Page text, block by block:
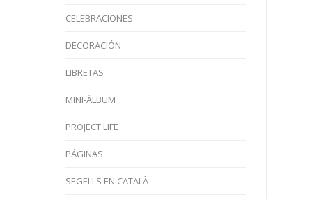
CELEBRACIONES
DECORACIÓN
LIBRETAS
MINI-ÁLBUM
PROJECT LIFE
PÁGINAS
SEGELLS EN CATALÀ